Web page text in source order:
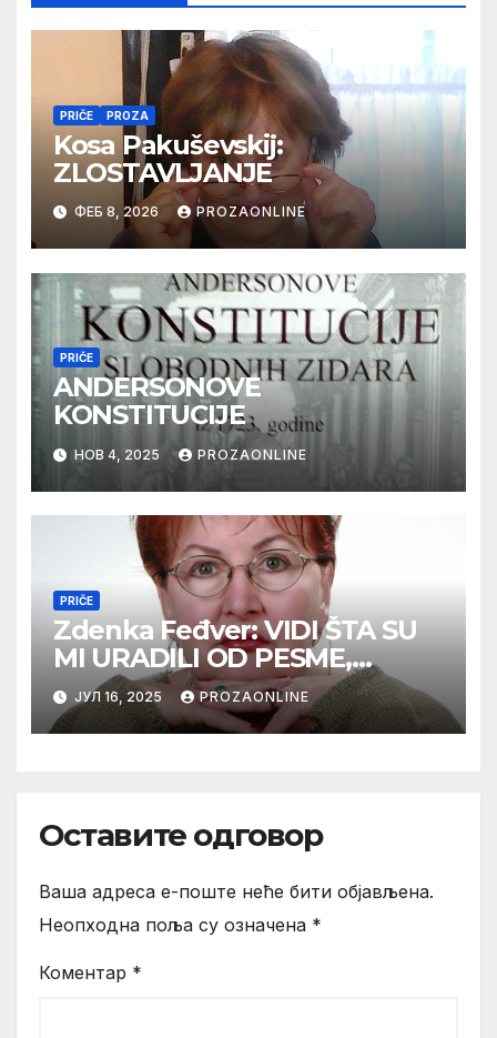
PRIČE PROZA
Kosa Pakuševskij:
ZLOSTAVLJANJE
ФЕБ 8, 2026 PROZAONLINE
PRIČE
ANDERSONOVE
KONSTITUCIJE
НОВ 4, 2025 PROZAONLINE
PRIČE
Zdenka Feđver: VIDI ŠTA SU
MI URADILI OD PESME,
MAMA*
ЈУЛ 16, 2025 PROZAONLINE
Оставите одговор
Ваша адреса е-поште неће бити објављена.
Неопходна поља су означена *
Коментар *